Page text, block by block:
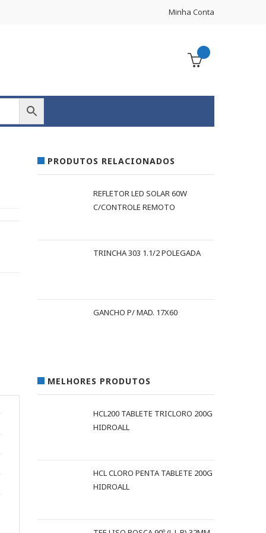
Minha Conta
PRODUTOS RELACIONADOS
REFLETOR LED SOLAR 60W
C/CONTROLE REMOTO
TRINCHA 303 1.1/2 POLEGADA
GANCHO P/ MAD. 17X60
MELHORES PRODUTOS
HCL200 TABLETE TRICLORO 200G
HIDROALL
HCL CLORO PENTA TABLETE 200G
HIDROALL